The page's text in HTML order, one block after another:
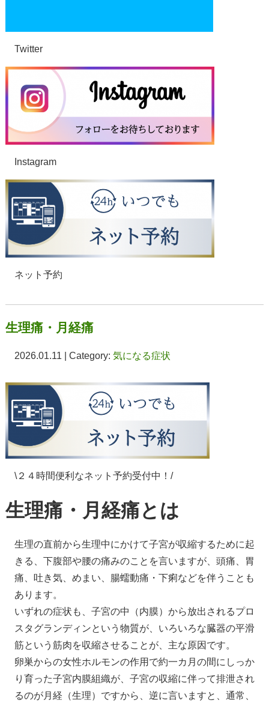
Twitter
Instagram
ネット予約
生理痛・月経痛
2026.01.11 | Category: 気になる症状
\２４時間便利なネット予約受付中！/
生理痛・月経痛とは
生理の直前から生理中にかけて子宮が収縮するために起
きる、下腹部や腰の痛みのことを言いますが、頭痛、胃
痛、吐き気、めまい、腸蠕動痛・下痢などを伴うことも
あります。
いずれの症状も、子宮の中（内膜）から放出されるプロ
スタグランディンという物質が、いろいろな臓器の平滑
筋という筋肉を収縮させることが、主な原因です。
卵巣からの女性ホルモンの作用で約一カ月の間にしっか
り育った子宮内膜組織が、子宮の収縮に伴って排泄され
るのが月経（生理）ですから、逆に言いますと、通常、